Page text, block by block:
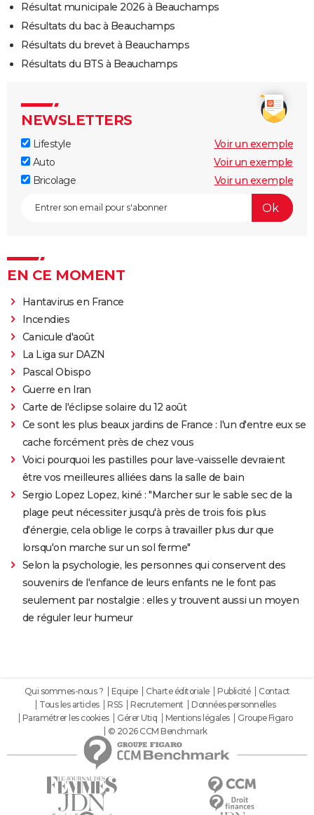
Résultat municipale 2026 à Beauchamps
Résultats du bac à Beauchamps
Résultats du brevet à Beauchamps
Résultats du BTS à Beauchamps
NEWSLETTERS
Lifestyle
Voir un exemple
Auto
Voir un exemple
Bricolage
Voir un exemple
EN CE MOMENT
Hantavirus en France
Incendies
Canicule d'août
La Liga sur DAZN
Pascal Obispo
Guerre en Iran
Carte de l'éclipse solaire du 12 août
Ce sont les plus beaux jardins de France : l'un d'entre eux se
cache forcément près de chez vous
Voici pourquoi les pastilles pour lave-vaisselle devraient
être vos meilleures alliées dans la salle de bain
Sergio Lopez Lopez, kiné : "Marcher sur le sable sec de la
plage peut nécessiter jusqu'à près de trois fois plus
d'énergie, cela oblige le corps à travailler plus dur que
lorsqu'on marche sur un sol ferme"
Selon la psychologie, les personnes qui conservent des
souvenirs de l'enfance de leurs enfants ne le font pas
seulement par nostalgie : elles y trouvent aussi un moyen
de réguler leur humeur
Qui sommes-nous ? Equipe Charte éditoriale Publicité
Contact
Tous les articles
RSS Recrutement
Données personnelles
Paramétrer les cookies
Gérer Utiq Mentions légales
Groupe Figaro
© 2026 CCM Benchmark